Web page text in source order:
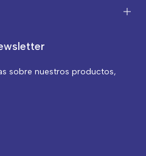
sobre nuestros productos,